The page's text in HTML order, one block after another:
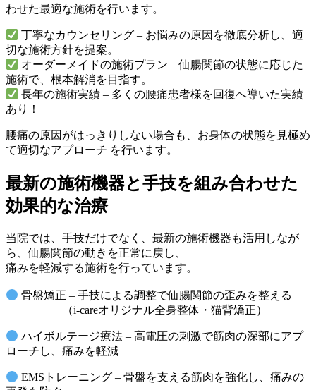
わせた最適な施術を行います。
丁寧なカウンセリング – お悩みの原因を徹底分析し、適
切な施術方針を提案。
オーダーメイドの施術プラン – 仙腸関節の状態に応じた
施術で、根本解消を目指す。
長年の施術実績 – 多くの腰痛患者様を回復へ導いた実績
あり！
腰痛の原因がはっきりしない場合も、お身体の状態を見極め
て適切なアプローチ を行います。
最新の施術機器と手技を組み合わせた
効果的な治療
当院では、手技だけでなく、最新の施術機器も活用しなが
ら、仙腸関節の動きを正常に戻し、
痛みを軽減する施術を行っています。
骨盤矯正 – 手技による調整で仙腸関節の歪みを整える
（i-careオリジナル全身整体・猫背矯正）
ハイボルテージ療法 – 高電圧の刺激で筋肉の深部にアプ
ローチし、痛みを軽減
EMSトレーニング – 骨盤を支える筋肉を強化し、痛みの